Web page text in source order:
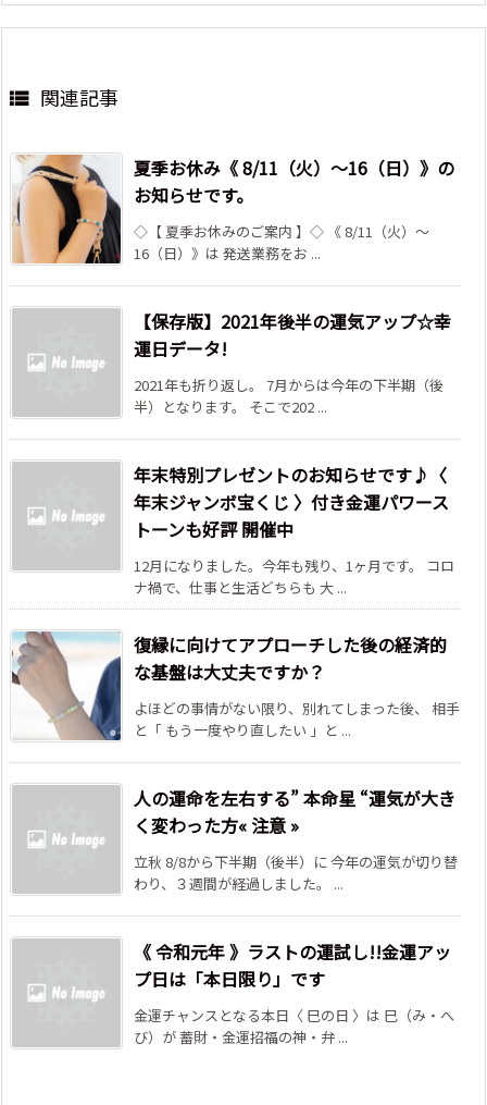
 関連記事
夏季お休み《 8/11（火）～16（日）》の
お知らせです。
◇【 夏季お休みのご案内 】◇ 《 8/11（火）～
16（日）》は 発送業務をお ...
【保存版】2021年後半の運気アップ☆幸
運日データ!
2021年も折り返し。 7月からは今年の下半期（後
半）となります。 そこで202 ...
年末特別プレゼントのお知らせです♪〈
年末ジャンボ宝くじ 〉付き金運パワース
トーンも好評 開催中
12月になりました。今年も残り、1ヶ月です。 コロ
ナ禍で、仕事と生活どちらも 大 ...
復縁に向けてアプローチした後の経済的
な基盤は大丈夫ですか？
よほどの事情がない限り、別れてしまった後、 相手
と「 もう一度やり直したい 」と ...
人の運命を左右する” 本命星 “運気が大き
く変わった方« 注意 »
立秋 8/8から下半期（後半）に 今年の運気が切り替
わり、３週間が経過しました。 ...
《 令和元年 》ラストの運試し!!金運アッ
プ日は「本日限り」です
金運チャンスとなる本日〈 巳の日 〉は 巳（み・へ
び）が 蓄財・金運招福の神・弁 ...